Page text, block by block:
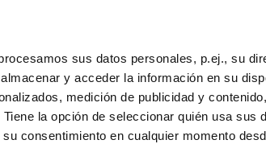
sus datos personales, p.ej., su
y acceder la información en su
medición de publicidad y
la opción de seleccionar quién usa sus
consentimiento en cualquier momento
porto-cabanas) Alquiler piso ascensor Cabanas